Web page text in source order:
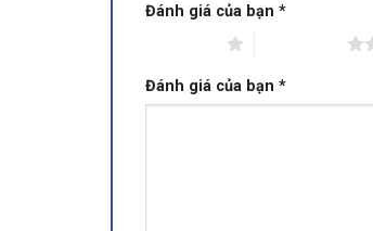
Đánh giá của bạn *
Đánh giá của bạn *